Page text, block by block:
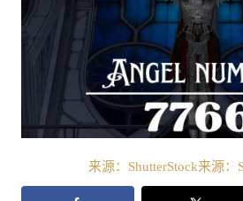
来源：ShutterStock来源：